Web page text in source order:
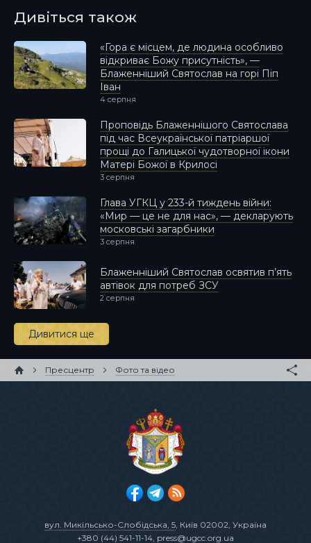
Дивіться також
«Гора є місцем, де людина особливо
відкриває Божу присутність», —
Блаженніший Святослав на горі Піп
Іван
4 серпня
Проповідь Блаженнішого Святослава
під час Всеукраїнської патріаршої
прощі до Галицької чудотворної ікони
Матері Божої в Крилосі
3 серпня
Глава УГКЦ у 233-й тиждень війни:
«Мир — це не для нас», — декларують
московські загарбники
3 серпня
Блаженніший Святослав освятив п’ять
автівок для потреб ЗСУ
2 серпня
Дивитися ще
Пресцентр Фото та відео
вул. Микільсько-Слобідська, 5, Київ 02002, Україна
+380 (44) 541-11-14, press@ugcc.org.ua